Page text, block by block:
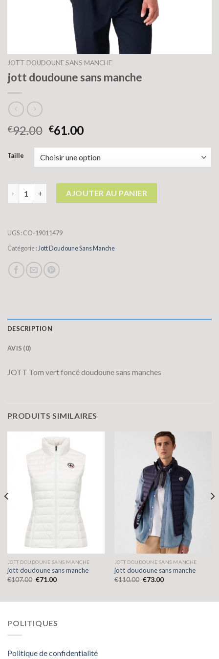
JOTT DOUDOUNE SANS MANCHE
jott doudoune sans manche
€92.00 €61.00
Taille
quantité de jott doudoune sans manche
AJOUTER AU PANIER
UGS :CO-19011479
Catégorie :Jott Doudoune Sans Manche
DESCRIPTION
AVIS (0)
JOTT Tom vert foncé doudoune sans manches
PRODUITS SIMILAIRES
JOTT DOUDOUNE SANS MANCHE
jott doudoune sans manche
€107.00 €71.00
JOTT DOUDOUNE SANS MANCHE
jott doudoune sans manche
€110.00 €73.00
POLITIQUES
Politique de confidentialité